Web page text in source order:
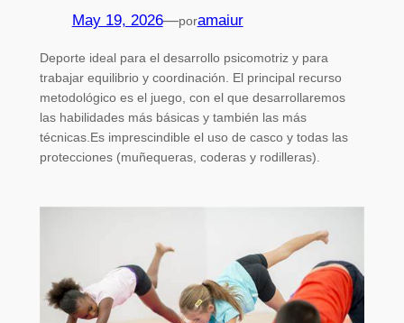
May 19, 2026—poramaiur
Deporte ideal para el desarrollo psicomotriz y para
trabajar equilibrio y coordinación. El principal recurso
metodológico es el juego, con el que desarrollaremos
las habilidades más básicas y también las más
técnicas.Es imprescindible el uso de casco y todas las
protecciones (muñequeras, coderas y rodilleras).